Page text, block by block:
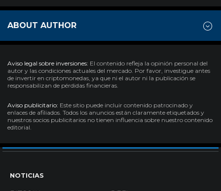
ABOUT AUTHOR
Aviso legal sobre inversiones: El contenido refleja la opinión personal del
autor y las condiciones actuales del mercado. Por favor, investigue antes
de invertir en criptomonedas, ya que ni el autor ni la publicación se
responsabilizan de pérdidas financieras.
Aviso publicitario: Este sitio puede incluir contenido patrocinado y
enlaces de afiliados. Todos los anuncios están claramente etiquetados y
nuestros socios publicitarios no tienen influencia sobre nuestro contenido
editorial.
NOTICIAS